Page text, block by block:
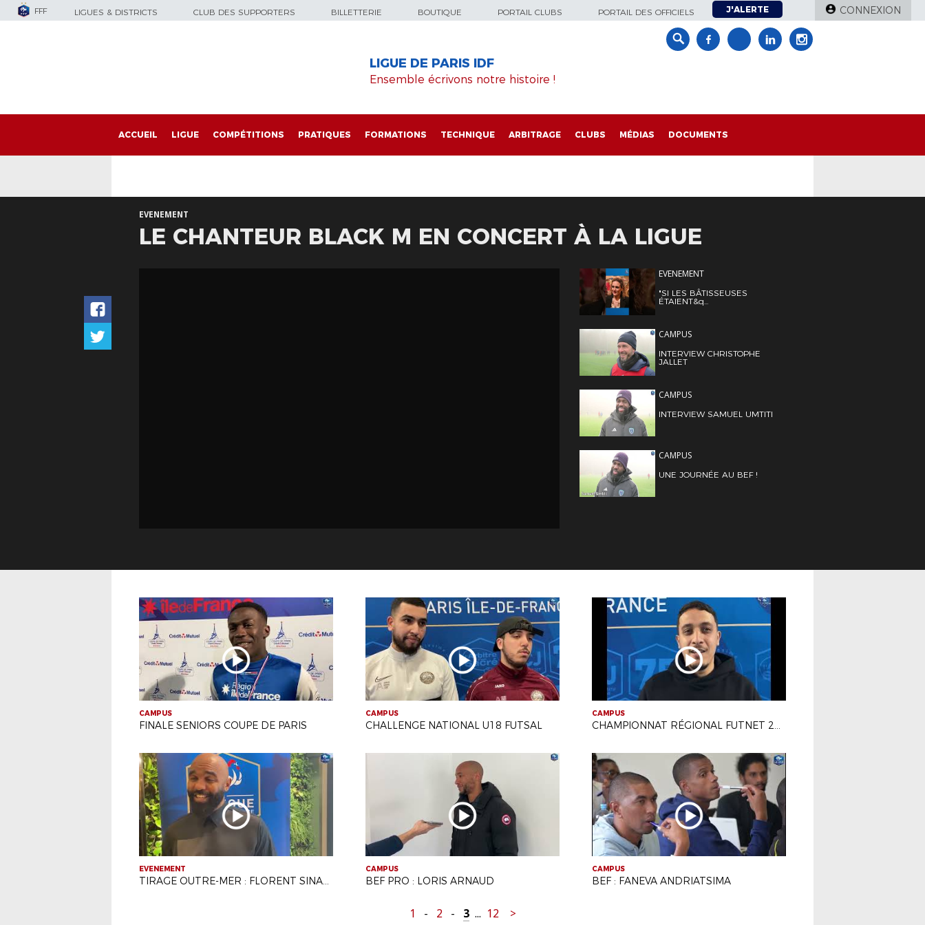
FFF LIGUES & DISTRICTS CLUB DES SUPPORTERS BILLETTERIE BOUTIQUE PORTAIL CLUBS PORTAIL DES OFFICIELS J'ALERTE CONNEXION
LIGUE DE PARIS IDF
Ensemble écrivons notre histoire !
ACCUEIL LIGUE COMPÉTITIONS PRATIQUES FORMATIONS TECHNIQUE ARBITRAGE CLUBS MÉDIAS DOCUMENTS
EVENEMENT
LE CHANTEUR BLACK M EN CONCERT À LA LIGUE
EVENEMENT
"SI LES BÂTISSEUSES
ÉTAIENT&q...
CAMPUS
INTERVIEW CHRISTOPHE
JALLET
CAMPUS
INTERVIEW SAMUEL UMTITI
CAMPUS
UNE JOURNÉE AU BEF !
CAMPUS
FINALE SENIORS COUPE DE PARIS
CAMPUS
CHALLENGE NATIONAL U18 FUTSAL
CAMPUS
CHAMPIONNAT RÉGIONAL FUTNET 2023-2024
EVENEMENT
TIRAGE OUTRE-MER : FLORENT SINAMA-PONGOLLE
CAMPUS
BEF PRO : LORIS ARNAUD
CAMPUS
BEF : FANEVA ANDRIATSIMA
1 - 2 - 3 ... 12 >